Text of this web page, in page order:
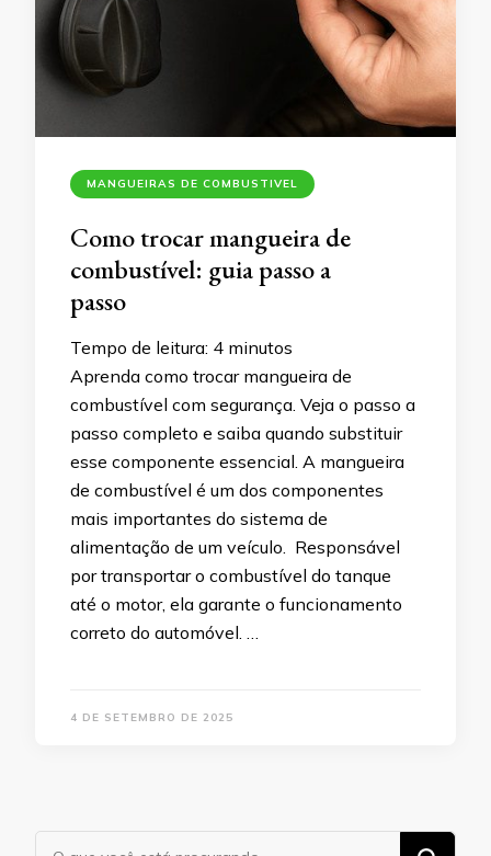
MANGUEIRAS DE COMBUSTIVEL
Como trocar mangueira de
combustível: guia passo a
passo
Tempo de leitura: 4 minutos
Aprenda como trocar mangueira de
combustível com segurança. Veja o passo a
passo completo e saiba quando substituir
esse componente essencial. A mangueira
de combustível é um dos componentes
mais importantes do sistema de
alimentação de um veículo. Responsável
por transportar o combustível do tanque
até o motor, ela garante o funcionamento
correto do automóvel. …
4 DE SETEMBRO DE 2025
Procurando